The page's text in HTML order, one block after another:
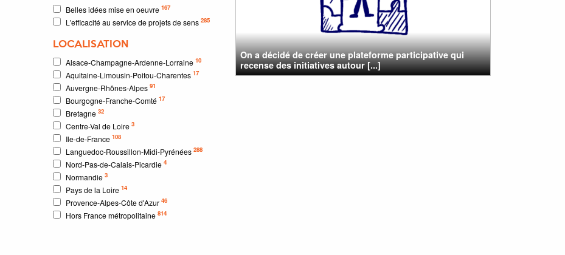
Belles idées mise en oeuvre 167
L'efficacité au service de projets de sens 285
LOCALISATION
Alsace-Champagne-Ardenne-Lorraine 10
Aquitaine-Limousin-Poitou-Charentes 17
Auvergne-Rhônes-Alpes 91
Bourgogne-Franche-Comté 17
Bretagne 32
Centre-Val de Loire 3
Ile-de-France 108
Languedoc-Roussillon-Midi-Pyrénées 288
Nord-Pas-de-Calais-Picardie 4
Normandie 3
Pays de la Loire 14
Provence-Alpes-Côte d'Azur 46
Hors France métropolitaine 814
On a décidé de créer une plateforme participative qui
recense des initiatives autour [...]